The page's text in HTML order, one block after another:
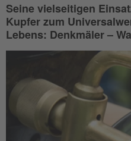
Seine vielseitigen
Kupfer zum
Lebens: Denkmäler –